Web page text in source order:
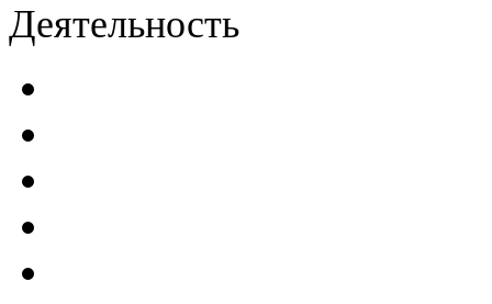
Деятельность